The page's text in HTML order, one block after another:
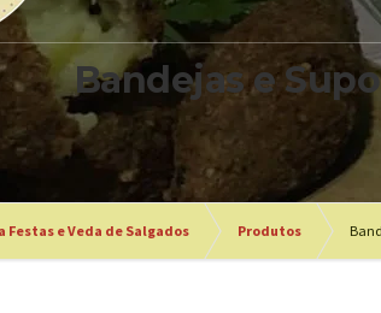
Bandejas e
Festas e Veda de Salgados Produtos